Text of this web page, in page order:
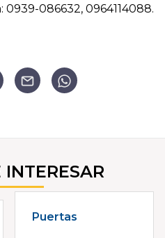
086632, 0964114088.
Puertas